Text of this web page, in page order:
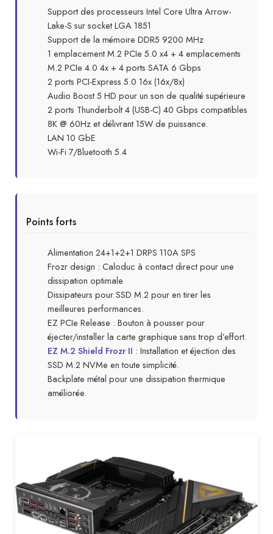
Support des processeurs Intel Core Ultra Arrow-
Lake-S sur socket LGA 1851
Support de la mémoire DDR5 9200 MHz
1 emplacement M.2 PCIe 5.0 x4 + 4 emplacements
M.2 PCIe 4.0 4x + 4 ports SATA 6 Gbps
2 ports PCI-Express 5.0 16x (16x/8x)
Audio Boost 5 HD pour un son de qualité supérieure
2 ports Thunderbolt 4 (USB-C) 40 Gbps compatibles
8K @ 60Hz et délivrant 15W de puissance.
LAN 10 GbE
Wi-Fi 7/Bluetooth 5.4
Points forts
Alimentation 24+1+2+1 DRPS 110A SPS
Frozr design : Caloduc à contact direct pour une
dissipation optimale
Dissipateurs pour SSD M.2 pour en tirer les
meilleures performances.
EZ PCIe Release : Bouton à pousser pour
éjecter/installer la carte graphique sans trop d’effort.
EZ M.2 Shield Frozr II : Installation et éjection des
SSD M.2 NVMe en toute simplicité.
Backplate métal pour une dissipation thermique
améliorée.